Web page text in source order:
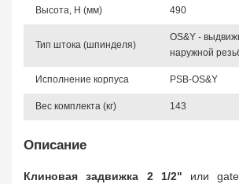
Высота, Н (мм) 490
Тип штока (шпинделя)
OS&Y -
наружной
Исполнение корпуса PSB-OS&Y
Вес комплекта (кг) 143
Описание
Клиновая задвижка 2 1/2" или